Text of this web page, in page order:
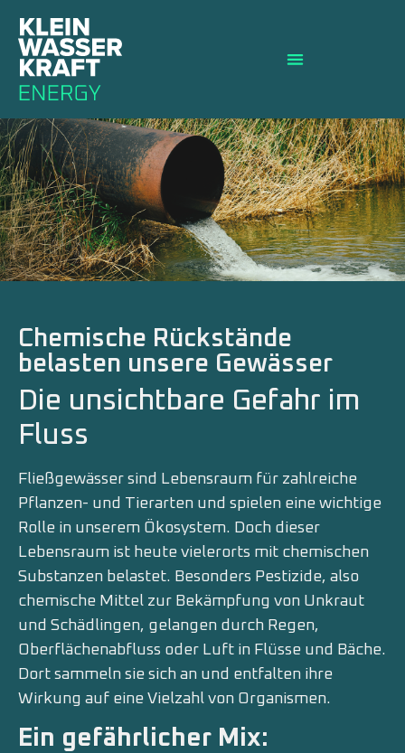
Chemische Rückstände
belasten unsere Gewässer
Die unsichtbare Gefahr im
Fluss
Fließgewässer sind Lebensraum für zahlreiche
Pflanzen- und Tierarten und spielen eine wichtige
Rolle in unserem Ökosystem. Doch dieser
Lebensraum ist heute vielerorts mit chemischen
Substanzen belastet. Besonders Pestizide, also
chemische Mittel zur Bekämpfung von Unkraut
und Schädlingen, gelangen durch Regen,
Oberflächenabfluss oder Luft in Flüsse und Bäche.
Dort sammeln sie sich an und entfalten ihre
Wirkung auf eine Vielzahl von Organismen.
Ein gefährlicher Mix: